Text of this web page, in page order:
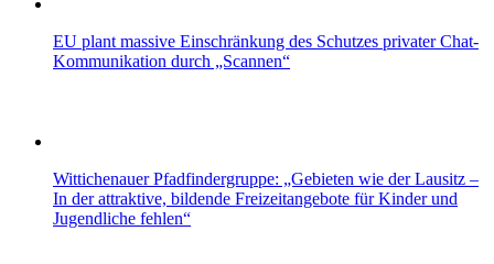
EU plant massive Einschränkung des Schutzes privater Chat-
Kommunikation durch „Scannen“
Wittichenauer Pfadfindergruppe: „Gebieten wie der Lausitz –
In der attraktive, bildende Freizeitangebote für Kinder und
Jugendliche fehlen“